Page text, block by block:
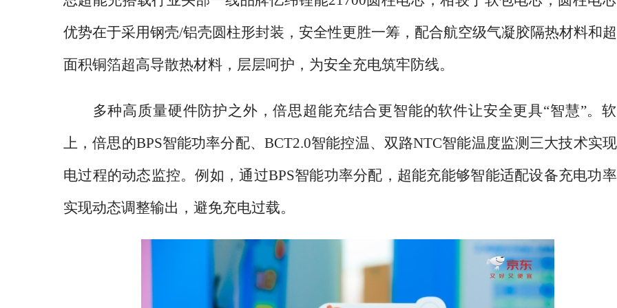
优势在于采用钢壳/铝壳圆柱形封装，安全性更胜一筹，配合航空级气凝胶隔热材料和
面积铜箔超高导散热材料，层层呵护，为安全充电筑牢防线。
多种高质量硬件防护之外，倍思超能充结合更智能的软件让安全更具“智慧”。
上，倍思的BPS智能功率分配、BCT2.0智能控温、双路NTC智能温度监测三大技术实
电过程的动态监控。例如，通过BPS智能功率分配，超能充能够智能适配设备充电功率
实现动态调整输出，避免充电过载。